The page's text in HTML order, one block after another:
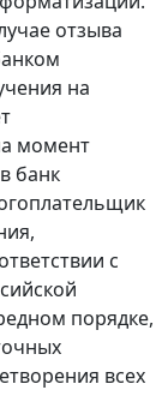
отзыва
на
момент
банк
с
порядке,
всех